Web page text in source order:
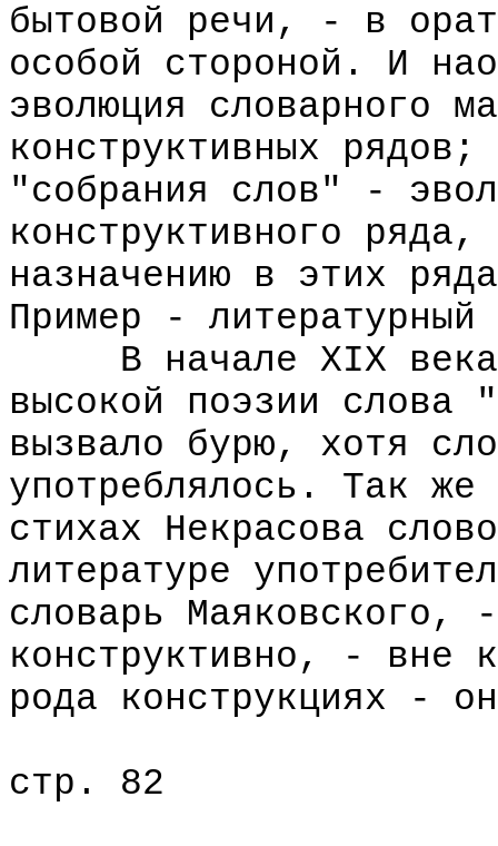
бытовой речи, - в
особой стороной. И
эволюция словарного
конструктивных
"собрания слов" -
конструктивного
назначению в этих
Пример -
В начале XIX века
высокой поэзии
вызвало бурю, хотя
употреблялось. Так же
стихах Некрасова
литературе
словарь Маяковского,
конструктивно, - вне
рода конструкциях -
стр. 82